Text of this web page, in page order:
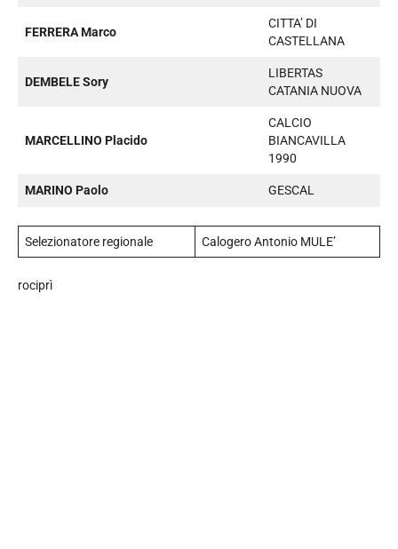
FERRERA Marco
CITTA’ DI
CASTELLANA
DEMBELE Sory
LIBERTAS
CATANIA NUOVA
MARCELLINO Placido
CALCIO
BIANCAVILLA
1990
MARINO Paolo GESCAL
Selezionatore regionale Calogero Antonio MULE’
rociprì